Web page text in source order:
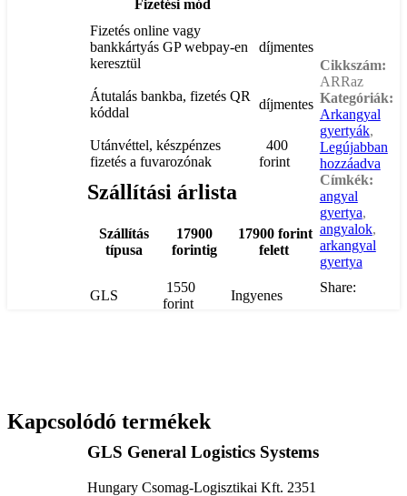
Fizetési mód
Fizetés online vagy
bankkártyás GP webpay-en
keresztül
díjmentes
Átutalás bankba, fizetés QR
kóddal
díjmentes
Utánvéttel, készpénzes
fizetés a fuvarozónak
400
forint
Szállítási árlista
Szállítás
típusa
17900
forintig
17900 forint
felett
GLS
1550
forint
Ingyenes
GLS General Logistics Systems
Hungary Csomag-Logisztikai Kft. 2351
Cikkszám:
ARRaz
Kategóriák:
Arkangyal
gyertyák,
Legújabban
hozzáadva
Címkék:
angyal
gyertya,
angyalok,
arkangyal
gyertya
Share:
Kapcsolódó termékek